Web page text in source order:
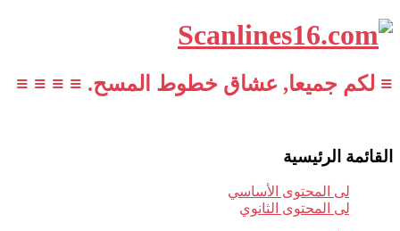
≡ لكم جميعا, عشاق خطوط المسح. ≡ ≡ ≡ ≡
القائمة الرئيسية
تخطي إلى المحتوى الأساسي
تخطي إلى المحتوى الثانوي